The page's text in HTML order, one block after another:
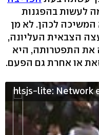
לעשות בהפגנות
לכהן. לא מן
הצבאית העליונה,
את התפטרותה, היא
או אחרת גם הפעם.
hlsjs-lite: Network